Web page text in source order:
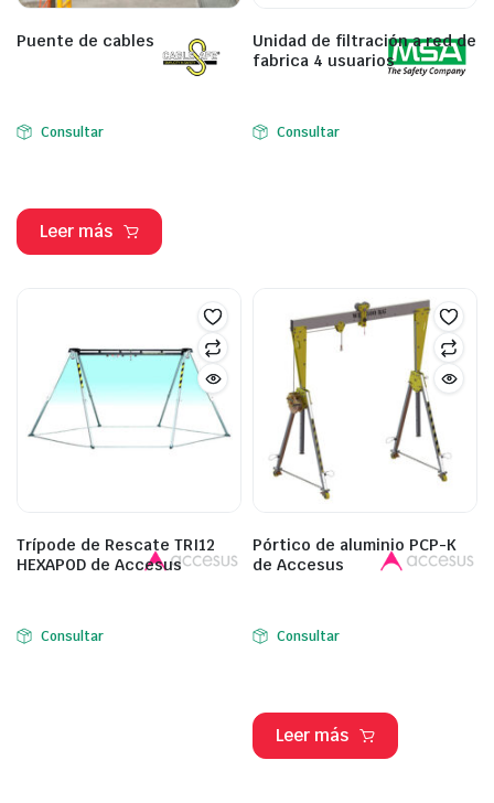
Puente de cables
Consultar
Leer más
Unidad de filtración a red de
fabrica 4 usuarios
Consultar
Trípode de Rescate TRI12
HEXAPOD de Accesus
Consultar
Pórtico de aluminio PCP-K
de Accesus
Consultar
Leer más